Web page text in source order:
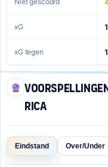
xG
xG tegen
Rica
Eindstand Over/Under